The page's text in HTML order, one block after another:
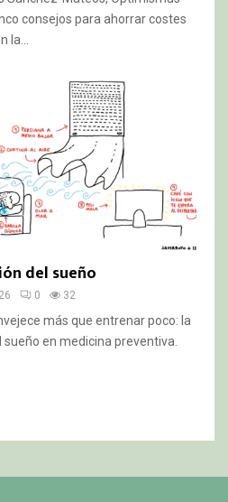
consejos para ahorrar costes
la...
del sueño
0 32
más que entrenar poco: la
sueño en medicina preventiva.